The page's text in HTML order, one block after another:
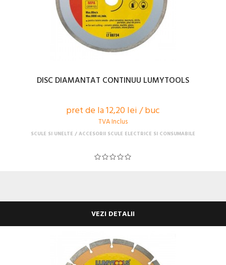
DISC DIAMANTAT CONTINUU LUMYTOOLS
pret de la 12,20 lei / buc
TVA Inclus
SCULE SI UNELTE ACCESORII SCULE ELECTRICE SI CONSUMABILE
VEZI DETALII